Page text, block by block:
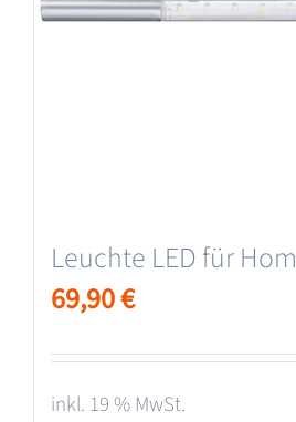
Leuchte LED für
69,90€
inkl. 19 % MwSt.